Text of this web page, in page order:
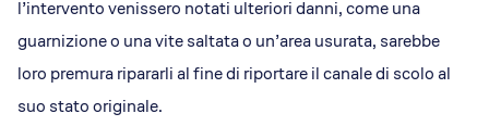
l’intervento venissero notati ulteriori danni, come una
guarnizione o una vite saltata o un’area usurata, sarebbe
loro premura ripararli al fine di riportare il canale di scolo al
suo stato originale.